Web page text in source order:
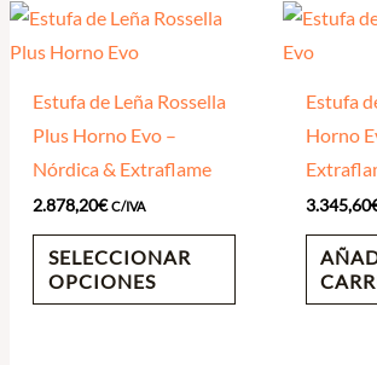
Estufa de Leña Rossella
Plus Horno Evo –
Nórdica & Extraflame
2.878,20€ C/IVA
SELECCIONAR
OPCIONES
Estufa
Horno
3.345,60